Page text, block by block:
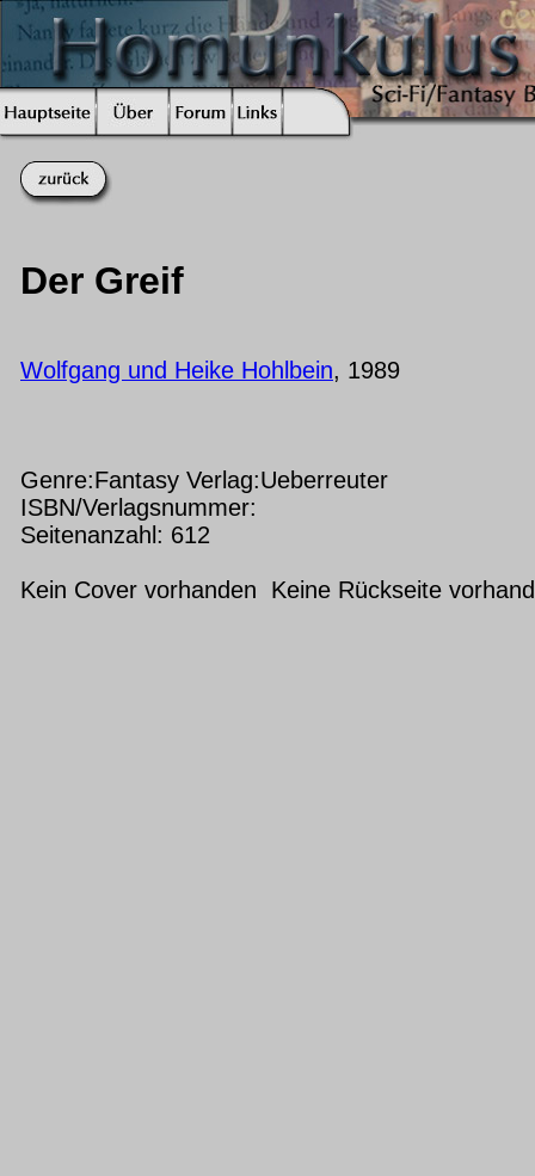
Der Greif
Wolfgang und Heike Hohlbein, 1989
Genre:Fantasy Verlag:Ueberreuter
ISBN/Verlagsnummer:
Seitenanzahl: 612
Kein Cover vorhanden Keine Rückseite